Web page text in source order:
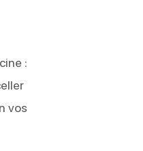
:
vos